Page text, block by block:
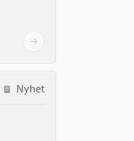
Nyhet